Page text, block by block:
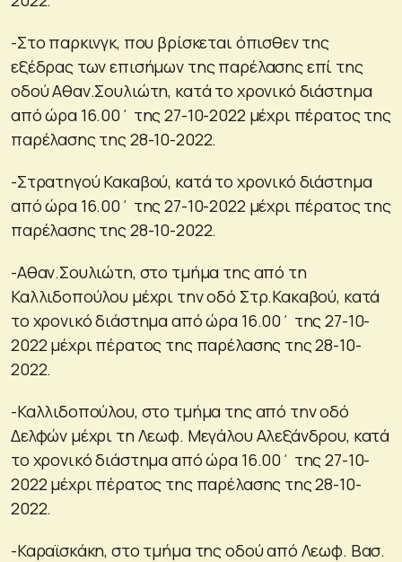
-Στο παρκινγκ, που βρίσκεται όπισθεν της
εξέδρας των επισήμων της παρέλασης επί της
οδού Αθαν.Σουλιώτη, κατά το χρονικό διάστημα
από ώρα 16.00΄ της 27-10-2022 μέχρι πέρατος της
παρέλασης της 28-10-2022.
-Στρατηγού Κακαβού, κατά το χρονικό διάστημα
από ώρα 16.00΄ της 27-10-2022 μέχρι πέρατος της
παρέλασης της 28-10-2022.
-Αθαν.Σουλιώτη, στο τμήμα της από τη
Καλλιδοπούλου μέχρι την οδό Στρ.Κακαβού, κατά
το χρονικό διάστημα από ώρα 16.00΄ της 27-10-
2022 μέχρι πέρατος της παρέλασης της 28-10-
2022.
-Καλλιδοπούλου, στο τμήμα της από την οδό
Δελφών μέχρι τη Λεωφ. Μεγάλου Αλεξάνδρου, κατά
το χρονικό διάστημα από ώρα 16.00΄ της 27-10-
2022 μέχρι πέρατος της παρέλασης της 28-10-
2022.
-Καραϊσκάκη, στο τμήμα της οδού από Λεωφ. Βασ.